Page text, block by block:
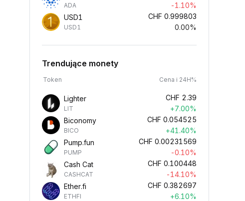
ADA
-1.10%
USD1
USD1
CHF 0.999803
0.00%
Trendujące monety
Token Cena i 24H%
Lighter
LIT
CHF 2.39
+7.00%
Biconomy
BICO
CHF 0.054525
+41.40%
Pump.fun
PUMP
CHF 0.00231569
-0.10%
Cash Cat
CASHCAT
CHF 0.100448
-14.10%
Ether.fi
ETHFI
CHF 0.382697
+6.10%